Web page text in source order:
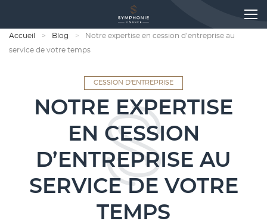
Accueil Blog
Notre expertise en cession d’entreprise au
service de votre temps
CESSION D'ENTREPRISE
NOTRE EXPERTISE
EN CESSION
D’ENTREPRISE AU
SERVICE DE VOTRE
TEMPS